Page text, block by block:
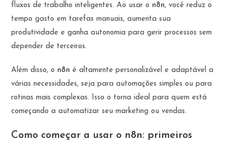
fluxos de trabalho inteligentes. Ao usar o n8n, você reduz o
tempo gasto em tarefas manuais, aumenta sua
produtividade e ganha autonomia para gerir processos sem
depender de terceiros.
Além disso, o n8n é altamente personalizável e adaptável a
várias necessidades, seja para automações simples ou para
rotinas mais complexas. Isso o torna ideal para quem está
começando a automatizar seu marketing ou vendas.
Como começar a usar o n8n: primeiros